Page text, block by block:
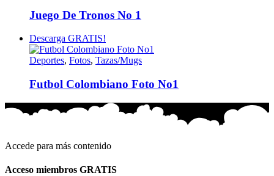
Juego De Tronos No 1
Descarga GRATIS!
Deportes, Fotos, Tazas/Mugs
Futbol Colombiano Foto No1
Accede para más contenido
Acceso miembros GRATIS